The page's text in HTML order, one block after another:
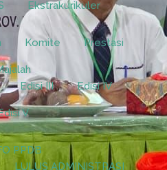
Ekstrakurikuler
Komite Prestasi
Edisi III Edisi IV
V
PPDB
LULUS ADMINISTRASI